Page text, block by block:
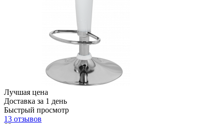
Лучшая цена
Доставка за 1 день
Быстрый просмотр
13 отзывов